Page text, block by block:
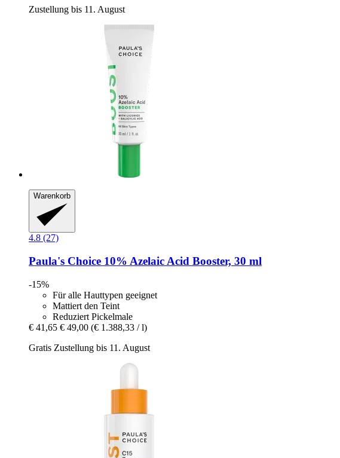
Zustellung bis 11. August
Warenkorb
4.8 (27)
Paula's Choice 10% Azelaic Acid Booster, 30 ml
-15%
Für alle Hauttypen geeignet
Mattiert den Teint
Reduziert Pickelmale
€ 41,65 € 49,00 (€ 1.388,33 / l)
Gratis Zustellung bis 11. August